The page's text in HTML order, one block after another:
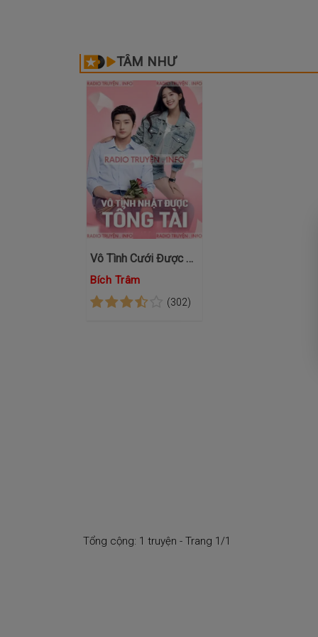
TÂM NHƯ
Vô Tình Cưới Được Tổng Tài
Bích Trâm
(302)
Tổng cộng: 1 truyện - Trang 1/1